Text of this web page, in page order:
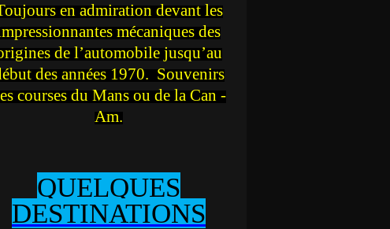
en admiration devant les
mécaniques des
de l’automobile jusqu’au
des années 1970. Souvenirs
courses du Mans ou de la Can -
Am.
QUELQUES
DESTINATIONS